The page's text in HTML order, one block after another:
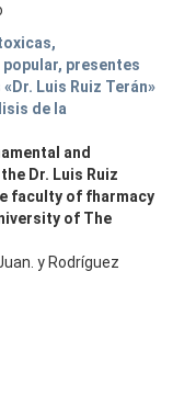
presentes
Luis Ruiz Terán»
de la
and
Dr. Luis Ruiz
faculty of fharmacy
of The
y Rodríguez